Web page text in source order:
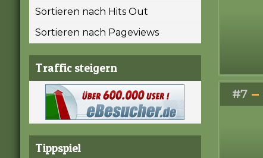
Sortieren nach Hits Out
Sortieren nach Pageviews
Traffic steigern
Tippspiel
#7